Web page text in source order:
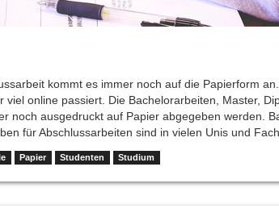
kommt es immer noch auf die Papierform
viel online passiert. Die Bachelorarbeiten, Master,
noch ausgedruckt auf Papier abgegeben werden.
für Abschlussarbeiten sind in vielen Unis und
Papier Studenten Studium